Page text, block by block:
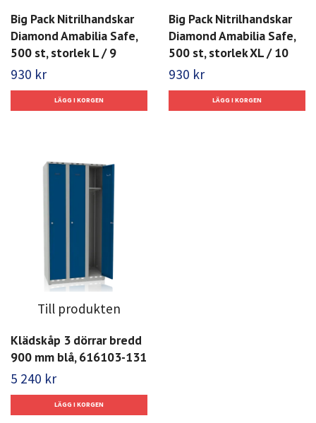
Big Pack Nitrilhandskar
Diamond Amabilia Safe,
500 st, storlek L / 9
930 kr
Big Pack Nitrilhandskar
Diamond Amabilia Safe,
500 st, storlek XL / 10
930 kr
Till produkten
Klädskåp 3 dörrar bredd
900 mm blå, 616103-131
5 240 kr